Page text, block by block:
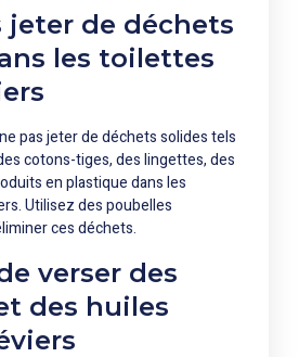
jeter de déchets
les toilettes
pas jeter de déchets solides tels
cotons-tiges, des lingettes, des
en plastique dans les
Utilisez des poubelles
ces déchets.
verser des
des huiles